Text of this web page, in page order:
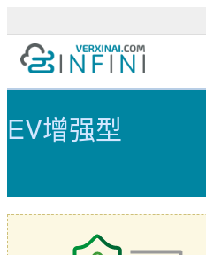
GeoTrust
技术支持
安装部署
购买产品
EV增强型